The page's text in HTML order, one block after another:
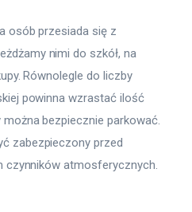
osób przesiada się z
nimi do szkół, na
Równolegle do liczby
powinna wzrastać ilość
bezpiecznie parkować.
zabezpieczony przed
czynników atmosferycznych.